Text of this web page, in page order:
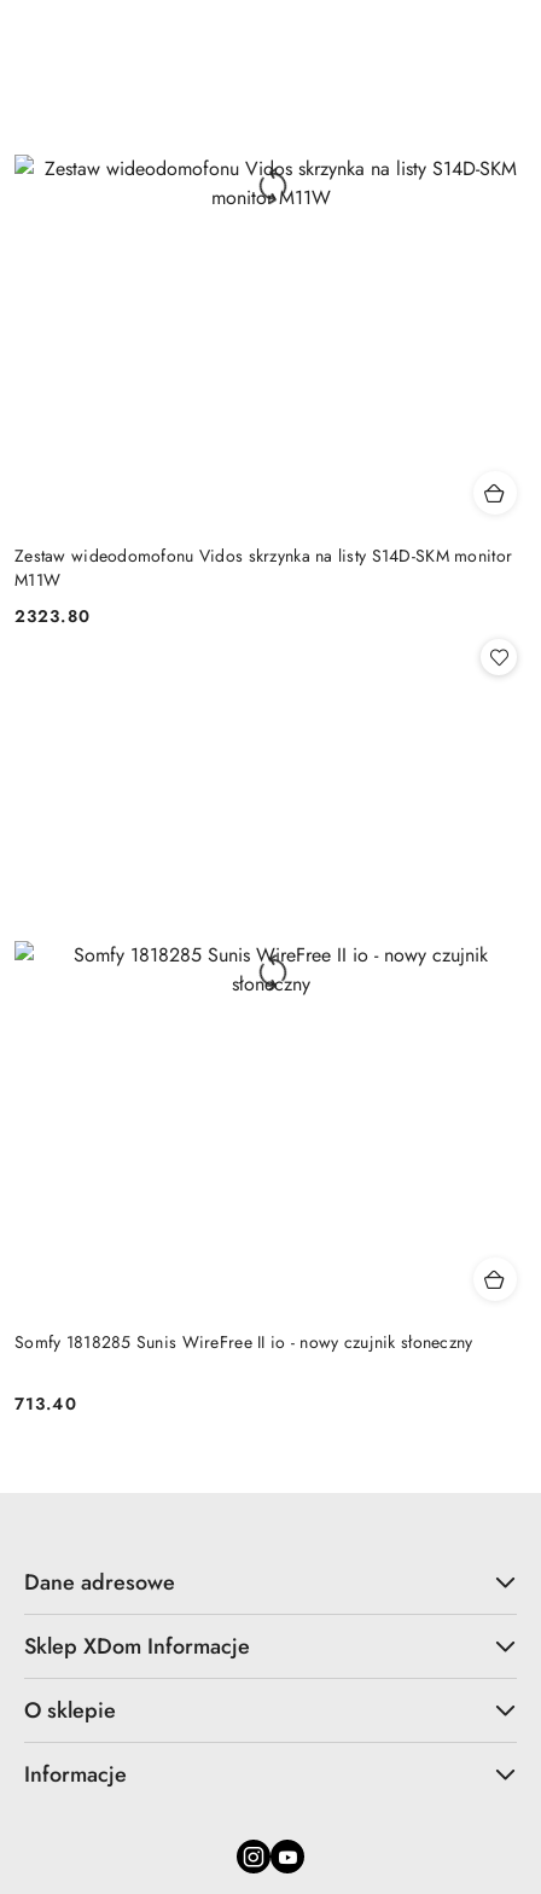
Zestaw wideodomofonu Vidos skrzynka na listy S14D-SKM monitor
M11W
Cena:
2323.80
Somfy 1818285 Sunis WireFree II io - nowy czujnik słoneczny
Cena:
713.40
Dane adresowe
Sklep XDom Informacje
O sklepie
Informacje